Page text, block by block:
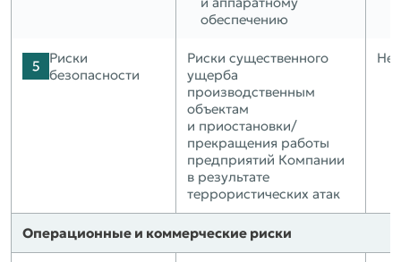
обеспечению
Риски
безопасности
Риски существенного
ущерба
производственным
объектам
и приостановки/
прекращения работы
предприятий Компании
в результате
террористических атак
Нет
Операционные и коммерческие риски